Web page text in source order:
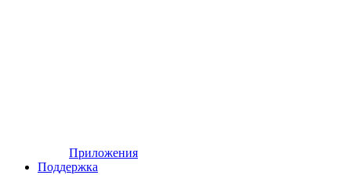
Приложения
Поддержка